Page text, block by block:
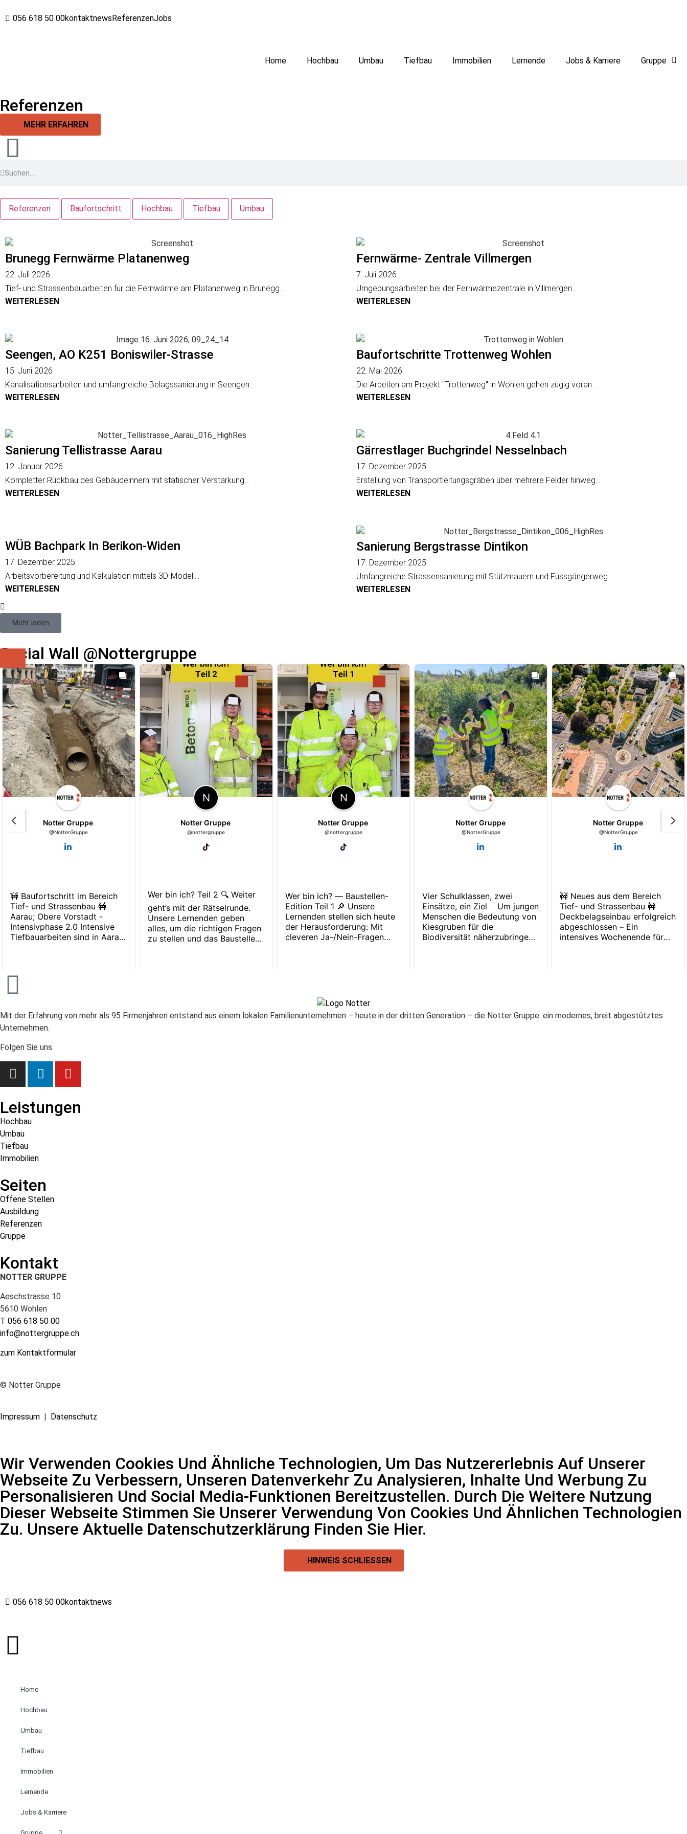
056 618 50 00kontaktnewsReferenzenJobs
Home Hochbau Umbau Tiefbau Immobilien Lernende Jobs & Karriere Gruppe
Referenzen
MEHR ERFAHREN
Referenzen Baufortschritt Hochbau Tiefbau Umbau
Brunegg Fernwärme Platanenweg
22. Juli 2026
Tief- und Strassenbauarbeiten für die Fernwärme am Platanenweg in Brunegg...
WEITERLESEN
Fernwärme- Zentrale Villmergen
7. Juli 2026
Umgebungsarbeiten bei der Fernwärmezentrale in Villmergen...
WEITERLESEN
Seengen, AO K251 Boniswiler-Strasse
15. Juni 2026
Kanalisationsarbeiten und umfangreiche Belagssanierung in Seengen...
WEITERLESEN
Baufortschritte Trottenweg Wohlen
22. Mai 2026
Die Arbeiten am Projekt "Trottenweg" in Wohlen gehen zügig voran....
WEITERLESEN
Sanierung Tellistrasse Aarau
12. Januar 2026
Kompletter Rückbau des Gebäudeinnern mit statischer Verstärkung...
WEITERLESEN
Gärrestlager Buchgrindel Nesselnbach
17. Dezember 2025
Erstellung von Transportleitungsgräben über mehrere Felder hinweg...
WEITERLESEN
WÜB Bachpark In Berikon-Widen
17. Dezember 2025
Arbeitsvorbereitung und Kalkulation mittels 3D-Modell...
WEITERLESEN
Sanierung Bergstrasse Dintikon
17. Dezember 2025
Umfangreiche Strassensanierung mit Stützmauern und Fussgängerweg...
WEITERLESEN
Mehr laden
Social Wall @nottergruppe
Mit der Erfahrung von mehr als 95 Firmenjahren entstand aus einem lokalen Familienunternehmen – heute in der dritten Generation – die Notter Gruppe: ein modernes, breit abgestütztes
Unternehmen.
Folgen Sie uns
Leistungen
Hochbau
Umbau
Tiefbau
Immobilien
Seiten
Offene Stellen
Ausbildung
Referenzen
Gruppe
Kontakt
NOTTER GRUPPE
Aeschstrasse 10
5610 Wohlen
T 056 618 50 00
info@nottergruppe.ch
zum Kontaktformular
© Notter Gruppe
Impressum Datenschutz
Wir Verwenden Cookies Und Ähnliche Technologien, Um Das Nutzererlebnis Auf Unserer
Webseite Zu Verbessern, Unseren Datenverkehr Zu Analysieren, Inhalte Und Werbung Zu
Personalisieren Und Social Media-Funktionen Bereitzustellen. Durch Die Weitere Nutzung
Dieser Webseite Stimmen Sie Unserer Verwendung Von Cookies Und Ähnlichen Technologien
Zu. Unsere Aktuelle Datenschutzerklärung Finden Sie Hier.
HINWEIS SCHLIESSEN
056 618 50 00kontaktnews
Home
Hochbau
Umbau
Tiefbau
Immobilien
Lernende
Jobs & Karriere